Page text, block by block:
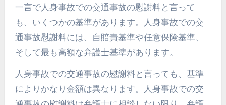
一言で人身事故での交通事故の慰謝料と言って
も、いくつかの基準があります。人身事故での交
通事故慰謝料には、自賠責基準や任意保険基準、
そして最も高額な弁護士基準があります。
人身事故での交通事故の慰謝料と言っても、基準
によりかなり金額は異なります。人身事故での交